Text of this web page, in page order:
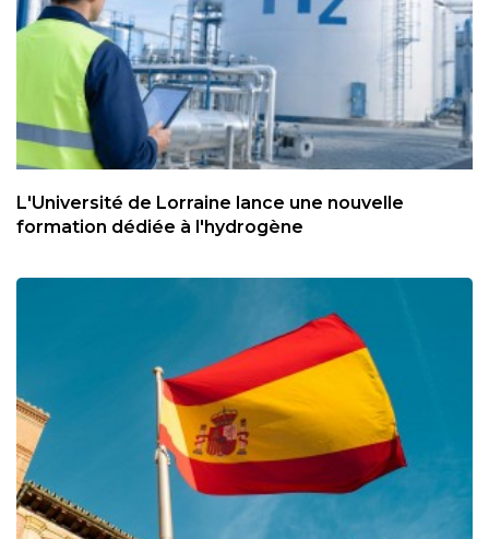
L'Université de Lorraine lance une nouvelle
formation dédiée à l'hydrogène